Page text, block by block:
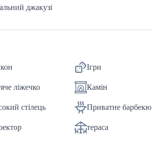
джакузі
Ігри
ліжечко Камін
стілець Приватне барбекю
тераса